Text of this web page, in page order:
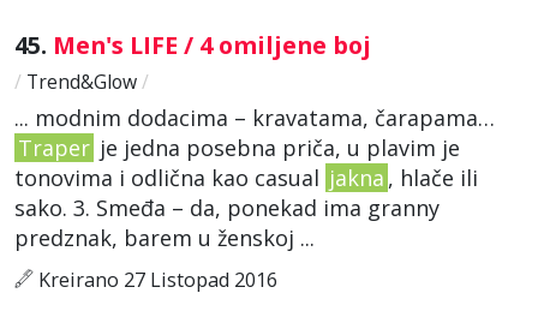
45. Men's LIFE / 4 omiljene boj
/ Trend&Glow/
... modnim dodacima – kravatama, čarapama…
Traper je jedna posebna priča, u plavim je
tonovima i odlična kao casual jakna , hlače ili
sako. 3. Smeđa – da, ponekad ima granny
predznak, barem u ženskoj ...
Kreirano 27 Listopad 2016